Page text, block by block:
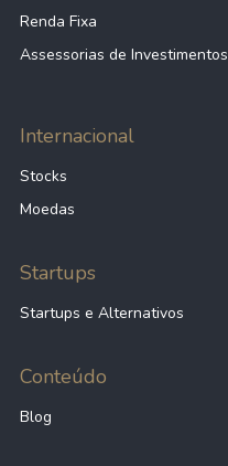
Renda Fixa
Assessorias de Investimentos
Internacional
Stocks
Moedas
Startups
Startups e Alternativos
Conteúdo
Blog